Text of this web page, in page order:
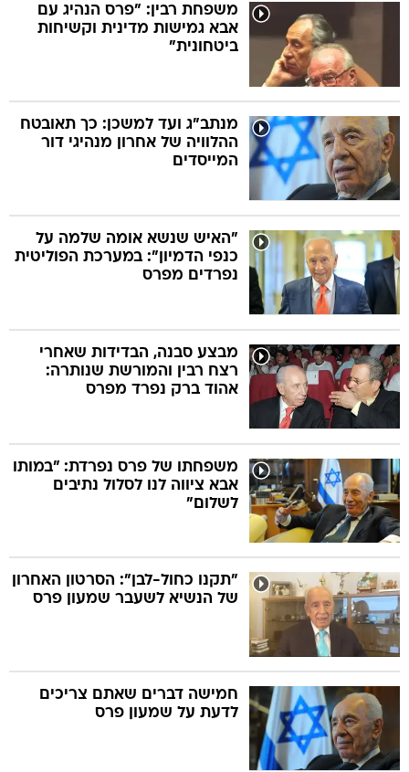
משפחת רבין: "פרס הנהיג עם
אבא גמישות מדינית וקשיחות
ביטחונית"
מנתב"ג ועד למשכן: כך תאובטח
ההלוויה של אחרון מנהיגי דור
המייסדים
"האיש שנשא אומה שלמה על
כנפי הדמיון": במערכת הפוליטית
נפרדים מפרס
מבצע סבנה, הבדידות שאחרי
רצח רבין והמורשת שנותרה:
אהוד ברק נפרד מפרס
משפחתו של פרס נפרדת: "במותו
אבא ציווה לנו לסלול נתיבים
לשלום"
"תקנו כחול-לבן": הסרטון האחרון
של הנשיא לשעבר שמעון פרס
חמישה דברים שאתם צריכים
לדעת על שמעון פרס